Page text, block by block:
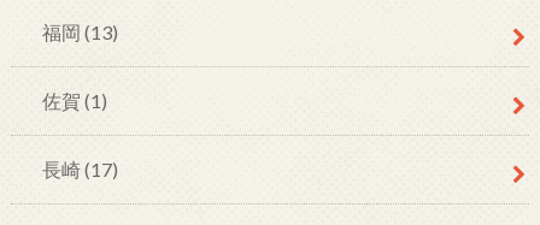
福岡 (13)
佐賀 (1)
長崎(17)